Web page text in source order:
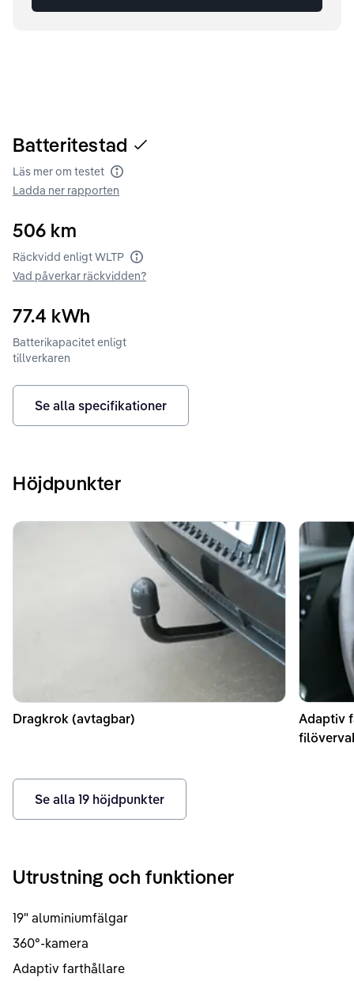
Batteritestad
Läs mer om testet Batteritest
Ladda ner rapporten
506 km
Räckvidd enligt WLTP Räckvidd enligt WLTP
Vad påverkar räckvidden?
77.4 kWh
Batterikapacitet enligt
tillverkaren
Se alla specifikationer
Höjdpunkter
Dragkrok (avtagbar)
Adaptiv
Se alla 19 höjdpunkter
Utrustning och funktioner
19" aluminiumfälgar
360°-kamera
Adaptiv farthållare